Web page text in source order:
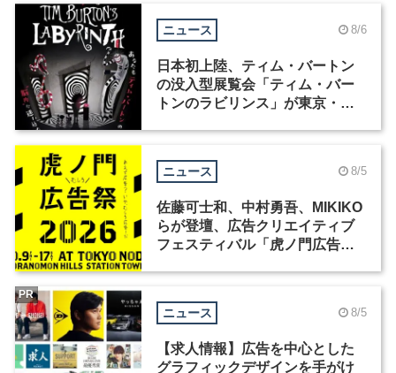
ニュース 8/6
日本初上陸、ティム・バートン
の没入型展覧会「ティム・バー
トンのラビリンス」が東京・豊
ニュース 8/5
佐藤可士和、中村勇吾、MIKIKO
らが登壇、広告クリエイティブ
フェスティバル「虎ノ門広告
ニュース 8/5
【求人情報】広告を中心とした
グラフィックデザインを手がけ
PR